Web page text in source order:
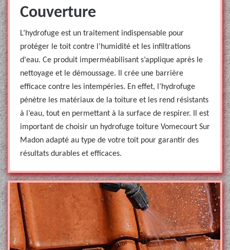
Couverture
L’hydrofuge est un traitement indispensable pour
protéger le toit contre l’humidité et les infiltrations
d'eau. Ce produit imperméabilisant s’applique après le
nettoyage et le démoussage. Il crée une barrière
efficace contre les intempéries. En effet, l’hydrofuge
pénètre les matériaux de la toiture et les rend résistants
à l’eau, tout en permettant à la surface de respirer. Il est
important de choisir un hydrofuge toiture Vomecourt Sur
Madon adapté au type de votre toit pour garantir des
résultats durables et efficaces.